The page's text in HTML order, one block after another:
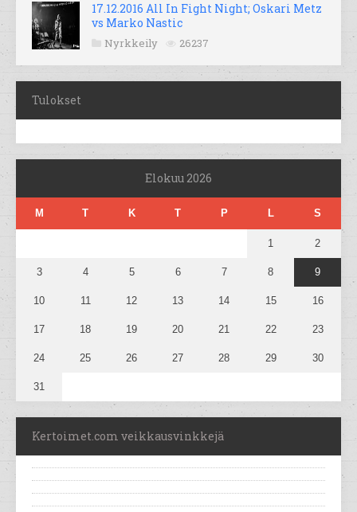
17.12.2016 All In Fight Night; Oskari Metz
vs Marko Nastic
Nyrkkeily 26237
Tulokset
Elokuu 2026
M T K T P L S
1 2
3 4 5 6 7 8 9
10 11 12 13 14 15 16
17 18 19 20 21 22 23
24 25 26 27 28 29 30
31
Kertoimet.com veikkausvinkkejä